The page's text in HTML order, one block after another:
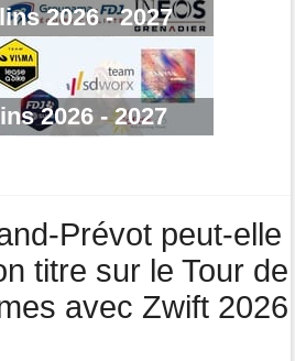
08/08
dans les coulisses de la FDJ
moderne est beaucoup plus
après une chute
2026 - 2027
2026 - 2027
Prévot peut-elle
titre sur le Tour de
avec Zwift 2026